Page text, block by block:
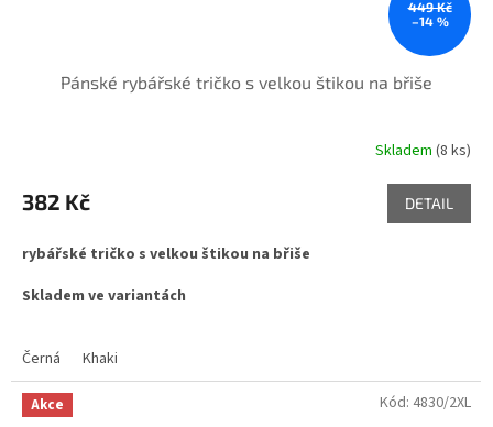
449 Kč
–14 %
Pánské rybářské tričko s velkou štikou na břiše
produktu
je
z
hvězdiček.
Skladem(8 ks)
382 Kč DETAIL
rybářské tričko s velkou štikou na břiše
Skladem ve variantách
Černá Khaki
Akce Kód: 4830/2XL